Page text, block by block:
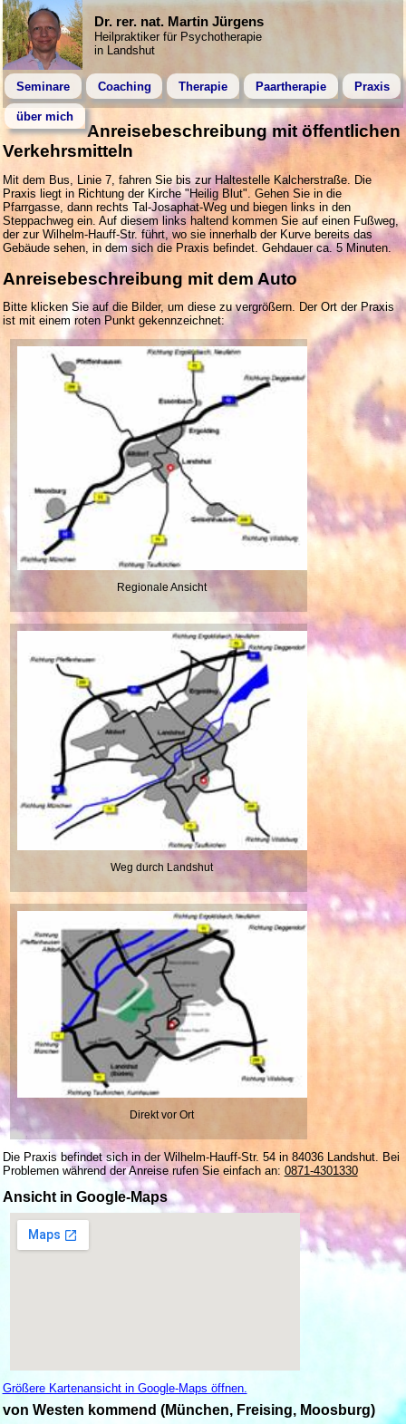
Dr. rer. nat. Martin Jürgens
Heilpraktiker für Psychotherapie
in Landshut
Seminare Coaching Therapie Paartherapie Praxis
über mich
Anreisebeschreibung mit öffentlichen
Verkehrsmitteln
Mit dem Bus, Linie 7, fahren Sie bis zur Haltestelle Kalcherstraße. Die
Praxis liegt in Richtung der Kirche "Heilig Blut". Gehen Sie in die
Pfarrgasse, dann rechts Tal-Josaphat-Weg und biegen links in den
Steppachweg ein. Auf diesem links haltend kommen Sie auf einen Fußweg,
der zur Wilhelm-Hauff-Str. führt, wo sie innerhalb der Kurve bereits das
Gebäude sehen, in dem sich die Praxis befindet. Gehdauer ca. 5 Minuten.
Anreisebeschreibung mit dem Auto
Bitte klicken Sie auf die Bilder, um diese zu vergrößern. Der Ort der Praxis
ist mit einem roten Punkt gekennzeichnet:
Regionale Ansicht
Weg durch Landshut
Direkt vor Ort
Die Praxis befindet sich in der Wilhelm-Hauff-Str. 54 in 84036 Landshut. Bei
Problemen während der Anreise rufen Sie einfach an: 0871-4301330
Ansicht in Google-Maps
Größere Kartenansicht in Google-Maps öffnen.
von Westen kommend (München, Freising, Moosburg)